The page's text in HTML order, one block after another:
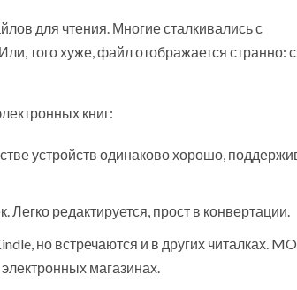
для чтения. Многие сталкивались с
того хуже, файл отображается странно:
книг:
устройств одинаково хорошо,
редактируется, прост в конвертации.
но встречаются и в других читалках.
магазинах.